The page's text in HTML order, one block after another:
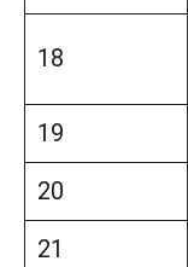
18
19
20
21